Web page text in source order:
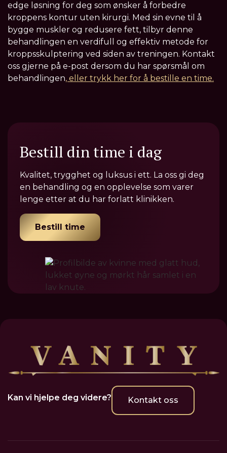
edge løsning for deg som ønsker å forbedre
kroppens kontur uten kirurgi. Med sin evne til å
bygge muskler og redusere fett, tilbyr denne
behandlingen en verdifull og effektiv metode for
kroppsskulptering ved siden av treningen. Kontakt
oss gjerne på e-post dersom du har spørsmål om
behandlingen, eller trykk her for å bestille en time.
Bestill din time i dag
Kvalitet, trygghet og luksus i ett. La oss gi deg
en behandling og en opplevelse som varer
lenge etter at du har forlatt klinikken.
Bestill time
Kan vi hjelpe deg videre? Kontakt oss